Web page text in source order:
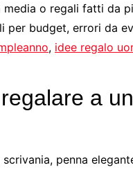
o regali fatti da
per budget, errori da
, idee regalo
a
penna